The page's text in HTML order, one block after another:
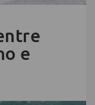
e